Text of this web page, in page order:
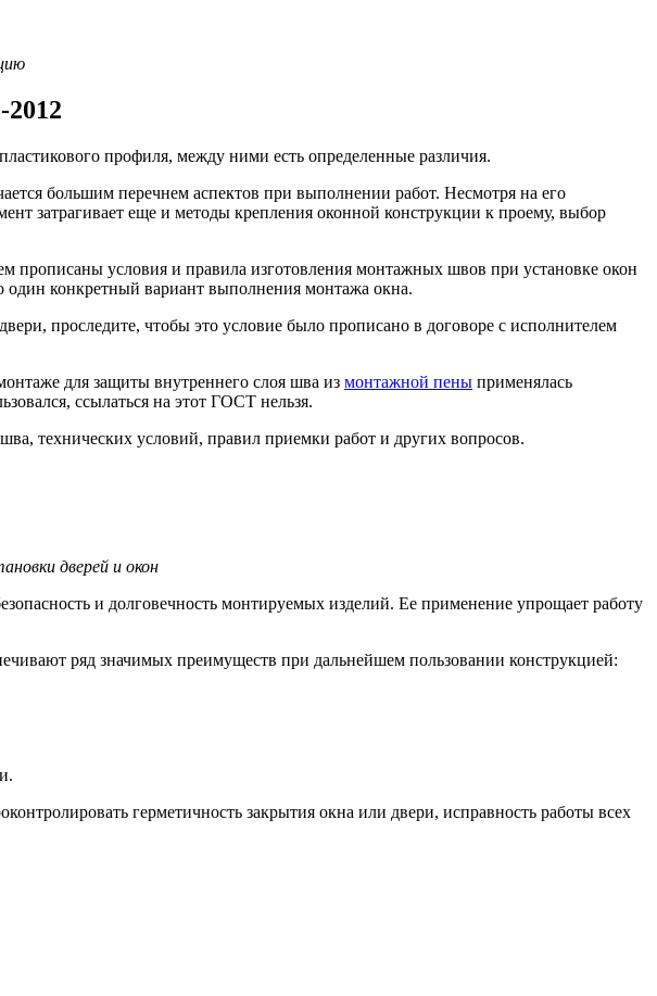
профиля, между ними есть определенные различия.
большим перечнем аспектов при выполнении работ. Несмотря на его
затрагивает еще и методы крепления оконной конструкции к проему, выбор
прописаны условия и правила изготовления монтажных швов при установке окон
один конкретный вариант выполнения монтажа окна.
проследите, чтобы это условие было прописано в договоре с исполнителем
для защиты внутреннего слоя шва из монтажной пены применялась
ссылаться на этот ГОСТ нельзя.
технических условий, правил приемки работ и других вопросов.
дверей и окон
и долговечность монтируемых изделий. Ее применение упрощает работу
ряд значимых преимуществ при дальнейшем пользовании конструкцией:
герметичность закрытия окна или двери, исправность работы всех